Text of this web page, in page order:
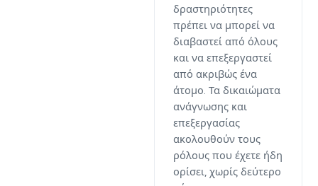
δραστηριότητες
πρέπει να μπορεί να
διαβαστεί από όλους
και να επεξεργαστεί
από ακριβώς ένα
άτομο. Τα δικαιώματα
ανάγνωσης και
επεξεργασίας
ακολουθούν τους
ρόλους που έχετε ήδη
ορίσει, χωρίς δεύτερο